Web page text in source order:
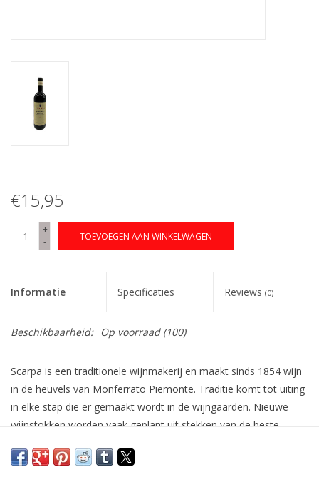
€15,95
+
-
TOEVOEGEN AAN WINKELWAGEN
Informatie Specificaties Reviews (0)
Beschikbaarheid: Op voorraad(100)
Scarpa is een traditionele wijnmakerij en maakt sinds 1854 wijn
in de heuvels van Monferrato Piemonte. Traditie komt tot uiting
in elke stap die er gemaakt wordt in de wijngaarden. Nieuwe
wijnstokken worden vaak geplant uit stekken van de beste,
gewerkt met respect voor bodems en hun organismen, daarom